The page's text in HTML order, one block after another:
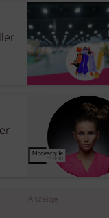
Anzeige